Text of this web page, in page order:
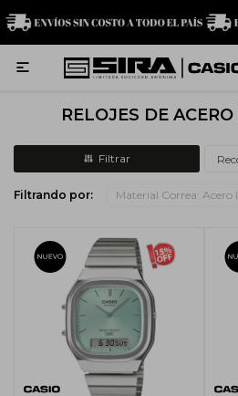

RELOJES DE
Filtrando por: Material Correa: Acero
Relojes Servicio técnico
G-Shock
Edifice
Casio